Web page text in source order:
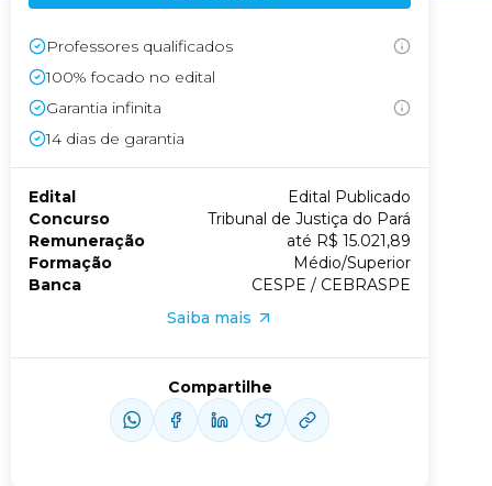
Conheça nossas assinaturas
Professores qualificados
100% focado no edital
Garantia infinita
14 dias de garantia
Edital
Edital Publicado
Concurso
Tribunal de Justiça do Pará
Remuneração
até R$ 15.021,89
Formação
Médio/Superior
Banca
CESPE / CEBRASPE
Saiba mais
Compartilhe